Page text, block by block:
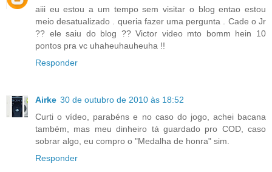
aiii eu estou a um tempo sem visitar o blog entao estou
meio desatualizado . queria fazer uma pergunta . Cade o Jr
?? ele saiu do blog ?? Victor video mto bomm hein 10
pontos pra vc uhaheuhauheuha !!
Responder
Airke 30 de outubro de 2010 às 18:52
Curti o vídeo, parabéns e no caso do jogo, achei bacana
também, mas meu dinheiro tá guardado pro COD, caso
sobrar algo, eu compro o "Medalha de honra" sim.
Responder